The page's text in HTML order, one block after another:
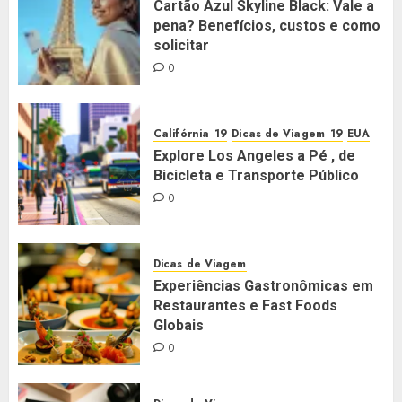
Cartão Azul Skyline Black: Vale a
pena? Benefícios, custos e como
solicitar
0
Califórnia Dicas de Viagem EUA
Explore Los Angeles a Pé , de
Bicicleta e Transporte Público
0
Dicas de Viagem
Experiências Gastronômicas em
Restaurantes e Fast Foods
Globais
0